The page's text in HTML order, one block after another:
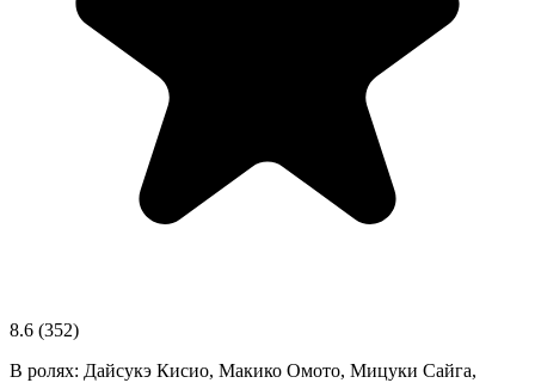
8.6 (352)
В ролях: Дайсукэ Кисио, Макико Омото, Мицуки Сайга,